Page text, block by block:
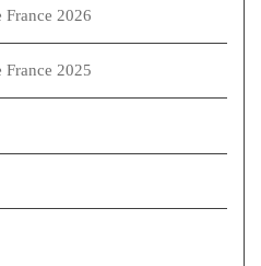
France 2026
France 2025